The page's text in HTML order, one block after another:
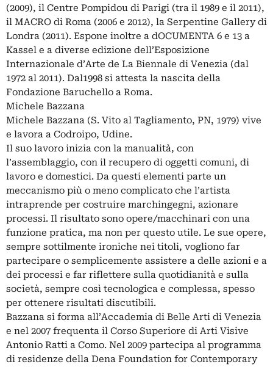
(2009), il Centre Pompidou di Parigi (tra il 1989 e il 2011),
il MACRO di Roma (2006 e 2012), la Serpentine Gallery di
Londra (2011). Espone inoltre a dOCUMENTA 6 e 13 a
Kassel e a diverse edizione dell’Esposizione
Internazionale d’Arte de La Biennale di Venezia (dal
1972 al 2011). Dal1998 si attesta la nascita della
Fondazione Baruchello a Roma.
Michele Bazzana
Michele Bazzana (S. Vito al Tagliamento, PN, 1979) vive
e lavora a Codroipo, Udine.
Il suo lavoro inizia con la manualità, con
l’assemblaggio, con il recupero di oggetti comuni, di
lavoro e domestici. Da questi elementi parte un
meccanismo più o meno complicato che l’artista
intraprende per costruire marchingegni, azionare
processi. Il risultato sono opere/macchinari con una
funzione pratica, ma non per questo utile. Le sue opere,
sempre sottilmente ironiche nei titoli, vogliono far
partecipare o semplicemente assistere a delle azioni e a
dei processi e far riflettere sulla quotidianità e sulla
società, sempre così tecnologica e complessa, spesso
per ottenere risultati discutibili.
Bazzana si forma all’Accademia di Belle Arti di Venezia
e nel 2007 frequenta il Corso Superiore di Arti Visive
Antonio Ratti a Como. Nel 2009 partecipa al programma
di residenze della Dena Foundation for Contemporary